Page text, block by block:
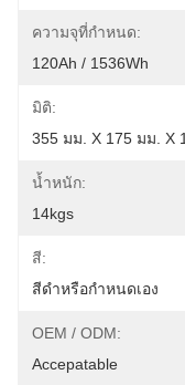
ความจุที่กำหนด:
120Ah / 1536Wh
มิติ:
355 มม. X 175 มม. X
น้ำหนัก:
14kgs
สี:
สีดำหรือกำหนดเอง
OEM / ODM:
Accepatable